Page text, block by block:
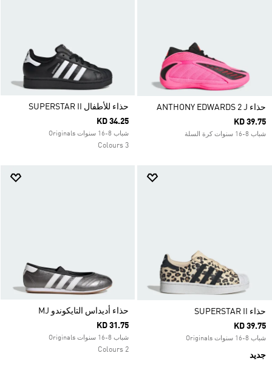
حذاء ANTHONY EDWARDS 2 J
KD 39.75
شباب 8-16 سنوات كرة السلة
حذاء للأطفال SUPERSTAR II
KD 34.25
شباب 8-16 سنوات Originals
3 Colours
حذاء SUPERSTAR II
KD 39.75
شباب 8-16 سنوات Originals
جديد
حذاء أديداس التايكوندو MJ
KD 31.75
شباب 8-16 سنوات Originals
2 Colours